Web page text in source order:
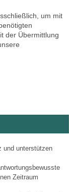
um mit
der Übermittlung
und unterstützen
Zeitraum